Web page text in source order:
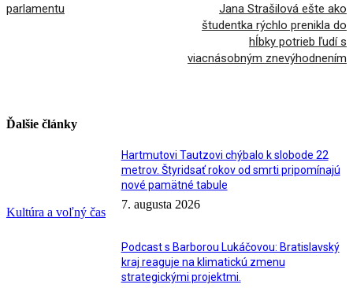
parlamentu
Jana Strašilová ešte ako
študentka rýchlo prenikla do
hĺbky potrieb ľudí s
viacnásobným znevýhodnením
Ďalšie články
Kultúra a voľný čas
Hartmutovi Tautzovi chýbalo k slobode 22
metrov. Štyridsať rokov od smrti pripomínajú
nové pamätné tabule
7. augusta 2026
Podcast s Barborou Lukáčovou: Bratislavský
kraj reaguje na klimatickú zmenu
strategickými projektmi.